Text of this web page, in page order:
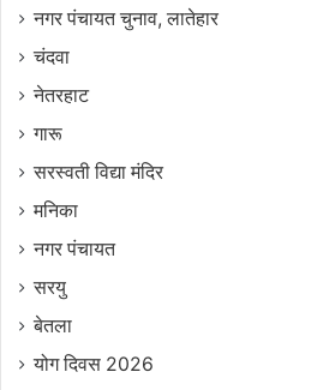
नगर पंचायत चुनाव, लातेहार
चंदवा
नेतरहाट
गारू
सरस्‍वती विद्या मंदिर
मनिका
नगर पंचायत
सरयु
बेतला
योग दिवस 2026